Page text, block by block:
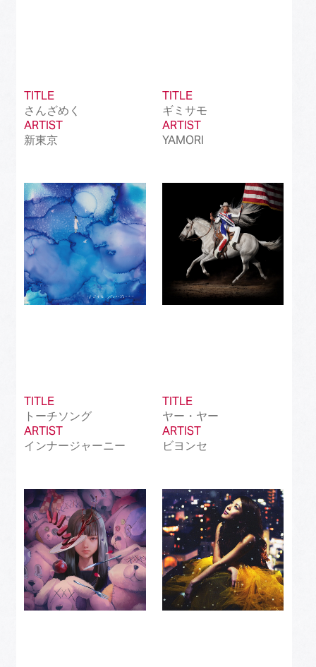
TITLE
さんざめく
ARTIST
新東京
TITLE
ギミサモ
ARTIST
YAMORI
TITLE
トーチソング
ARTIST
インナージャーニー
TITLE
ヤー・ヤー
ARTIST
ビヨンセ